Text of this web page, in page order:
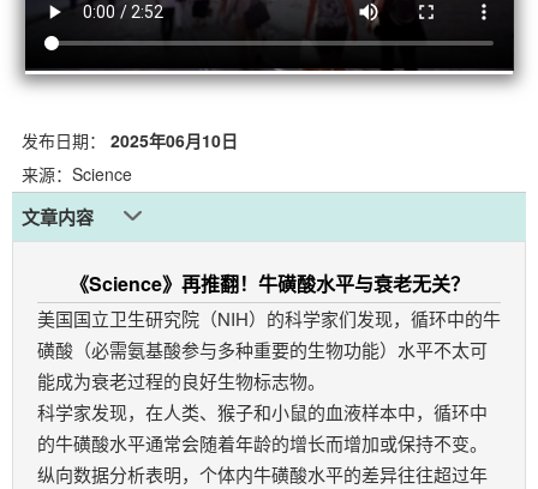
发布日期：
2025年06月10日
来源：Science
文章内容
《Science》再推翻！牛磺酸水平与衰老无关？
美国国立卫生研究院（NIH）的科学家们发现，循环中的牛
磺酸（必需氨基酸参与多种重要的生物功能）水平不太可
能成为衰老过程的良好生物标志物。
科学家发现，在人类、猴子和小鼠的血液样本中，循环中
的牛磺酸水平通常会随着年龄的增长而增加或保持不变。
纵向数据分析表明，个体内牛磺酸水平的差异往往超过年